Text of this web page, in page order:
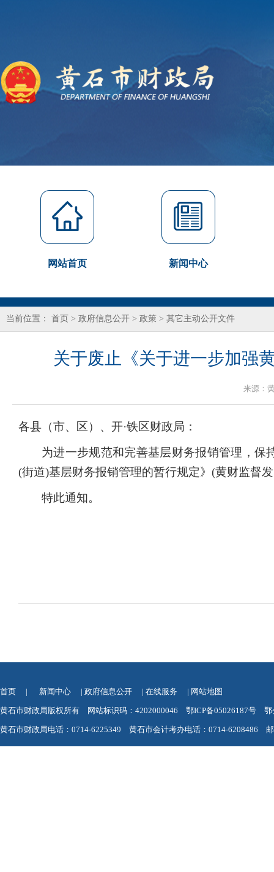
网站首页 新闻中心
当前位置： 首页 > 政府信息公开 > 政策 > 其它主动公开文件
关于废止《关于进一步加强
来源：
各县（市、区）、开·铁区财政局：
为进一步规范和完善基层财务报销管理，
(街道)基层财务报销管理的暂行规定》(黄财监督
特此通知。
首页 | 新闻中心 | 政府信息公开 | 在线服务 | 网站地图
黄石市财政局版权所有 网站标识码：4202000046 鄂ICP备05026187号 鄂
黄石市财政局电话：0714-6225349 黄石市会计考办电话：0714-6208486